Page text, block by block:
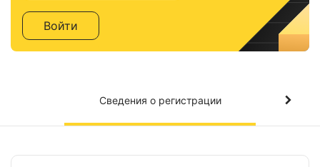
Войти
Сведения о регистрации